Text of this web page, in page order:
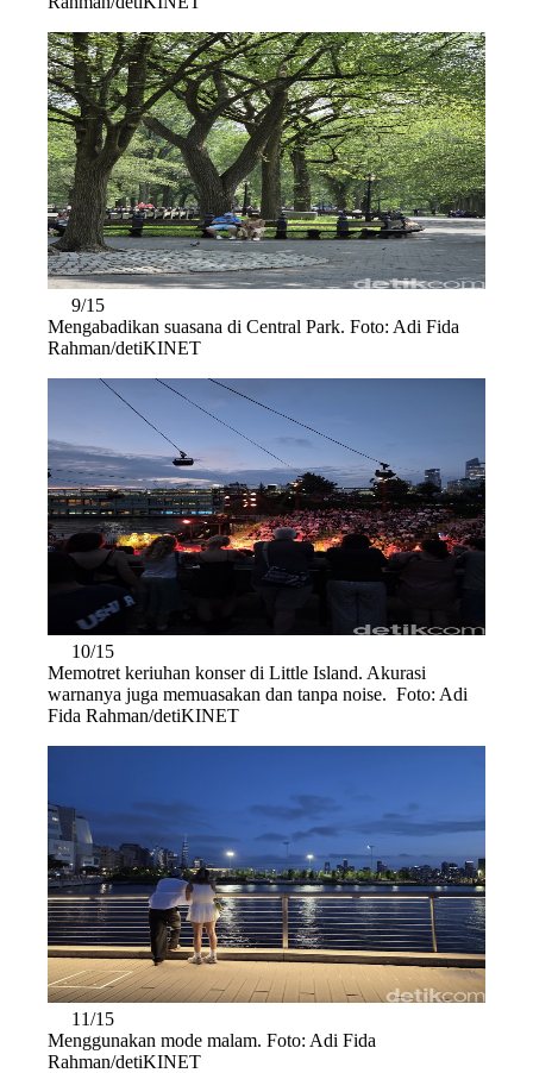
9/15
Mengabadikan suasana di Central Park. Foto: Adi Fida
Rahman/detiKINET
10/15
Memotret keriuhan konser di Little Island. Akurasi
warnanya juga memuasakan dan tanpa noise. Foto: Adi
Fida Rahman/detiKINET
11/15
Menggunakan mode malam. Foto: Adi Fida
Rahman/detiKINET